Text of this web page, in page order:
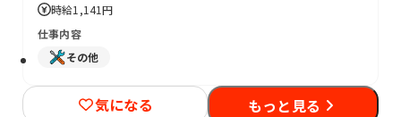
時給1,141円
仕事内容
その他
気になる もっと見る